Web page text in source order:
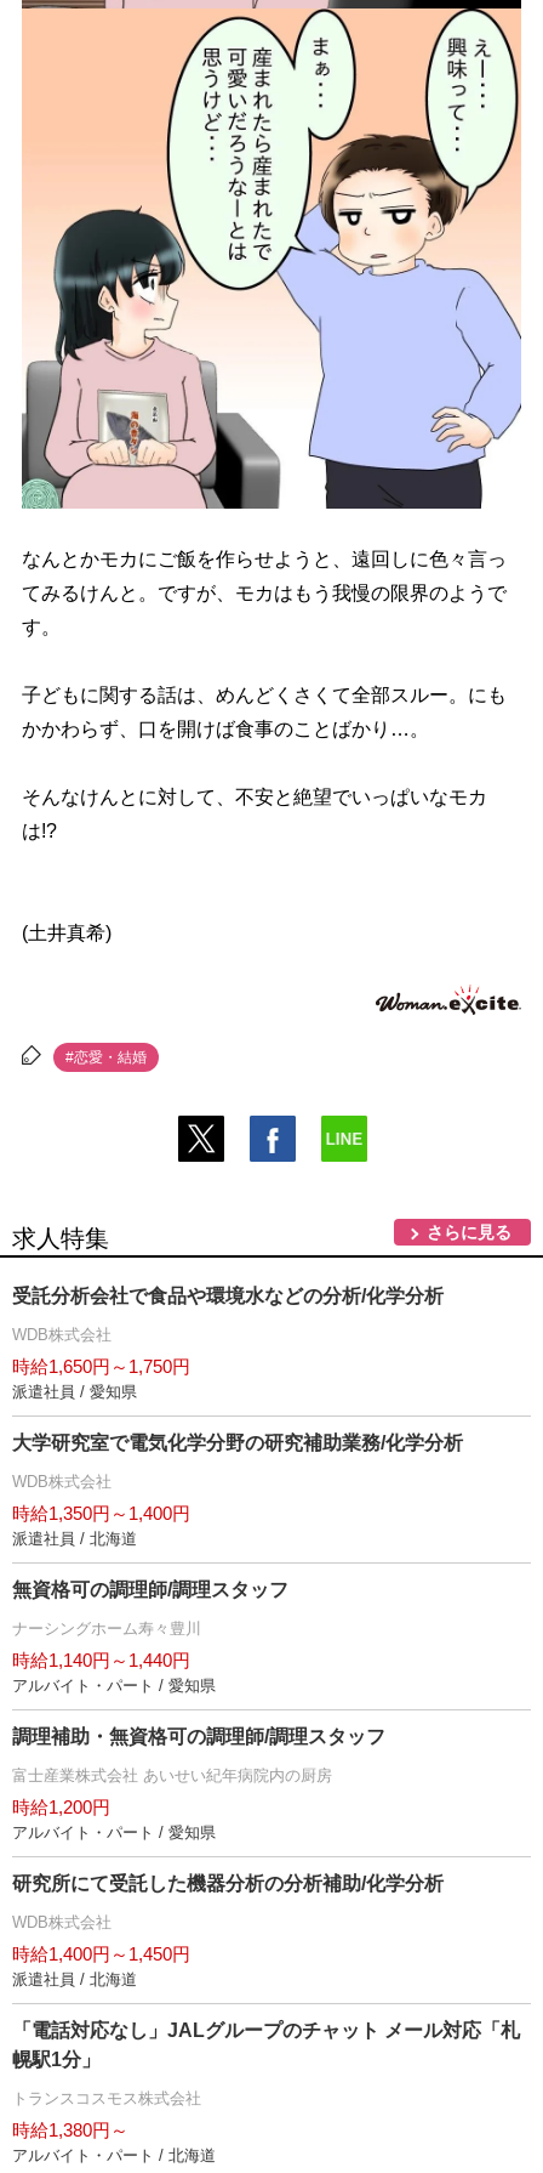
なんとかモカにご飯を作らせようと、遠回しに色々言っ
てみるけんと。ですが、モカはもう我慢の限界のようで
す。
子どもに関する話は、めんどくさくて全部スルー。にも
かかわらず、口を開けば食事のことばかり…。
そんなけんとに対して、不安と絶望でいっぱいなモカ
は!?
(土井真希)
#恋愛・結婚
求人特集 さらに見る
受託分析会社で食品や環境水などの分析/化学分析
WDB株式会社
時給1,650円～1,750円
派遣社員 / 愛知県
大学研究室で電気化学分野の研究補助業務/化学分析
WDB株式会社
時給1,350円～1,400円
派遣社員 / 北海道
無資格可の調理師/調理スタッフ
ナーシングホーム寿々豊川
時給1,140円～1,440円
アルバイト・パート / 愛知県
調理補助・無資格可の調理師/調理スタッフ
富士産業株式会社 あいせい紀年病院内の厨房
時給1,200円
アルバイト・パート / 愛知県
研究所にて受託した機器分析の分析補助/化学分析
WDB株式会社
時給1,400円～1,450円
派遣社員 / 北海道
「電話対応なし」JALグループのチャット メール対応「札
幌駅1分」
トランスコスモス株式会社
時給1,380円～
アルバイト・パート / 北海道